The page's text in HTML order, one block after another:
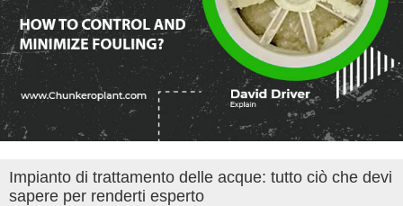
Impianto di trattamento delle acque: tutto ciò che devi
sapere per renderti esperto